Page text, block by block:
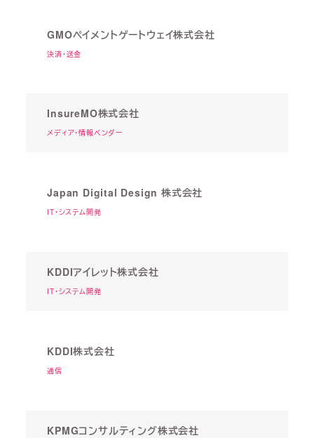
GMOペイメントゲートウェイ株式会社
決済・送金
InsureMO株式会社
メディア・情報ベンダー
Japan Digital Design 株式会社
IT・システム開発
KDDIアイレット株式会社
IT・システム開発
KDDI株式会社
通信
KPMGコンサルティング株式会社